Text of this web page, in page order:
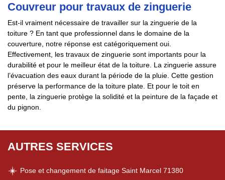
Couvreur pour travaux de zinguerie
Est-il vraiment nécessaire de travailler sur la zinguerie de la
toiture ? En tant que professionnel dans le domaine de la
couverture, notre réponse est catégoriquement oui.
Effectivement, les travaux de zinguerie sont importants pour la
durabilité et pour le meilleur état de la toiture. La zinguerie assure
l’évacuation des eaux durant la période de la pluie. Cette gestion
préserve la performance de la toiture plate. Et pour le toit en
pente, la zinguerie protège la solidité et la peinture de la façade et
du pignon.
AUTRES SERVICES
Pose et changement de faitage Saint Marcel 71380